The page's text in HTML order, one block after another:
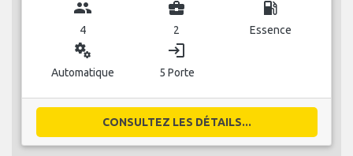
group
4
business_center
2
local_gas_station
Essence
miscellaneous_services
Automatique
login
5 Porte
CONSULTEZ LES DÉTAILS...